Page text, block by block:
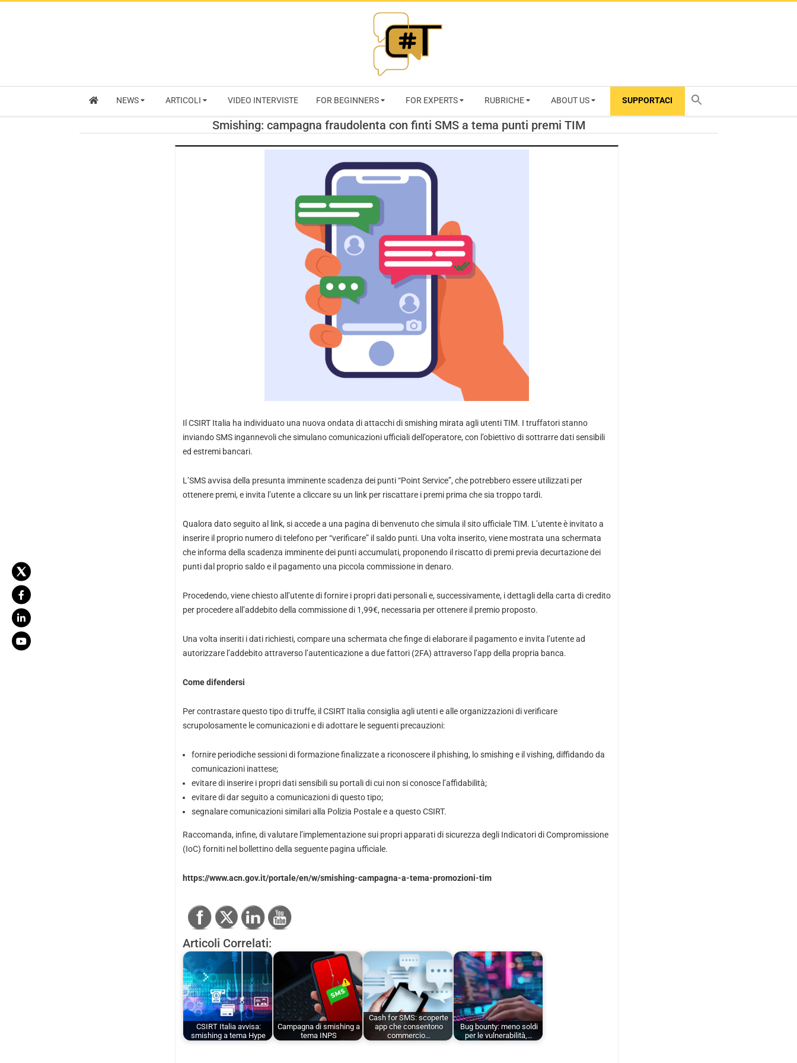
RIVISTA
CYBERSECURITY
TRENDS
NEWS ARTICOLI VIDEO INTERVISTE FOR BEGINNERS FOR EXPERTS RUBRICHE ABOUT US SUPPORTACI
Smishing: campagna fraudolenta con finti SMS a tema punti premi TIM
Il CSIRT Italia ha individuato una nuova ondata di attacchi di smishing mirata agli utenti TIM. I truffatori stanno
inviando SMS ingannevoli che simulano comunicazioni ufficiali dell’operatore, con l’obiettivo di sottrarre dati sensibili
ed estremi bancari.
L’SMS avvisa della presunta imminente scadenza dei punti “Point Service”, che potrebbero essere utilizzati per
ottenere premi, e invita l’utente a cliccare su un link per riscattare i premi prima che sia troppo tardi.
Qualora dato seguito al link, si accede a una pagina di benvenuto che simula il sito ufficiale TIM. L’utente è invitato a
inserire il proprio numero di telefono per “verificare” il saldo punti. Una volta inserito, viene mostrata una schermata
che informa della scadenza imminente dei punti accumulati, proponendo il riscatto di premi previa decurtazione dei
punti dal proprio saldo e il pagamento una piccola commissione in denaro.
Procedendo, viene chiesto all’utente di fornire i propri dati personali e, successivamente, i dettagli della carta di credito
per procedere all’addebito della commissione di 1,99€, necessaria per ottenere il premio proposto.
Una volta inseriti i dati richiesti, compare una schermata che finge di elaborare il pagamento e invita l’utente ad
autorizzare l’addebito attraverso l’autenticazione a due fattori (2FA) attraverso l’app della propria banca.
Come difendersi
Per contrastare questo tipo di truffe, il CSIRT Italia consiglia agli utenti e alle organizzazioni di verificare
scrupolosamente le comunicazioni e di adottare le seguenti precauzioni:
fornire periodiche sessioni di formazione finalizzate a riconoscere il phishing, lo smishing e il vishing, diffidando da
comunicazioni inattese;
evitare di inserire i propri dati sensibili su portali di cui non si conosce l’affidabilità;
evitare di dar seguito a comunicazioni di questo tipo;
segnalare comunicazioni similari alla Polizia Postale e a questo CSIRT.
Raccomanda, infine, di valutare l’implementazione sui propri apparati di sicurezza degli Indicatori di Compromissione
(IoC) forniti nel bollettino della seguente pagina ufficiale.
https://www.acn.gov.it/portale/en/w/smishing-campagna-a-tema-promozioni-tim
Articoli Correlati:
CSIRT Italia avvisa:
smishing a tema Hype
Campagna di smishing a
tema INPS
Cash for SMS: scoperte
app che consentono
commercio…
Bug bounty: meno soldi
per le vulnerabilità,…